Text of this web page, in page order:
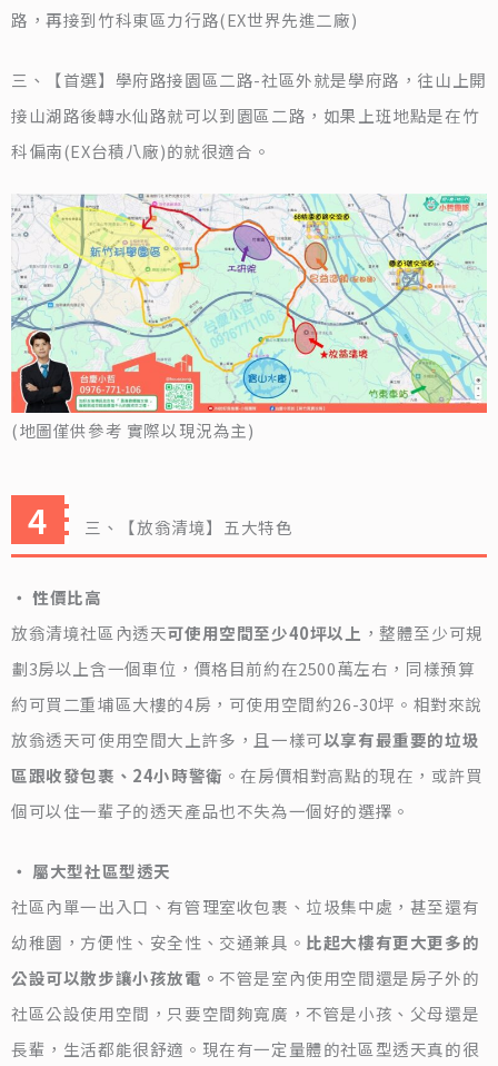
路，再接到竹科東區力行路(EX世界先進二廠)
三、【首選】學府路接園區二路-社區外就是學府路，往山上開
接山湖路後轉水仙路就可以到園區二路，如果上班地點是在竹
科偏南(EX台積八廠)的就很適合。
(地圖僅供參考 實際以現況為主)
三、【放翁清境】五大特色
‧ 性價比高
放翁清境社區內透天可使用空間至少40坪以上 ，整體至少可規
劃3房以上含一個車位，價格目前約在2500萬左右，同樣預算
約可買二重埔區大樓的4房，可使用空間約26-30坪。相對來說
放翁透天可使用空間大上許多，且一樣可以享有最重要的垃圾
區跟收發包裹、24小時警衛 。在房價相對高點的現在，或許買
個可以住一輩子的透天產品也不失為一個好的選擇。
‧ 屬大型社區型透天
社區內單一出入口、有管理室收包裹、垃圾集中處，甚至還有
幼稚園，方便性、安全性、交通兼具。 比起大樓有更大更多的
公設可以散步讓小孩放電。 不管是室內使用空間還是房子外的
社區公設使用空間，只要空間夠寬廣，不管是小孩、父母還是
長輩，生活都能很舒適。現在有一定量體的社區型透天真的很